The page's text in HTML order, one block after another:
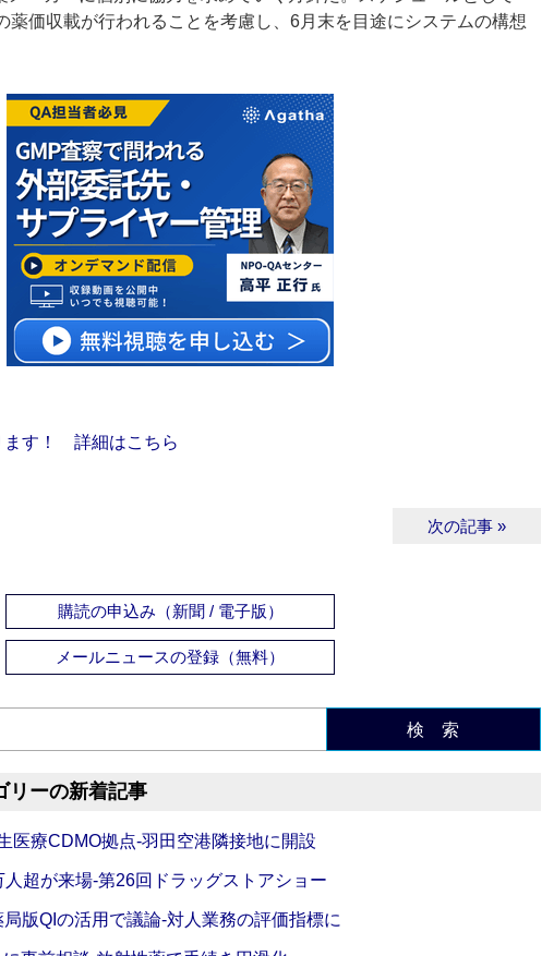
薬価収載が行われることを考慮し、6月末を目途にシステムの構想
ます！ 詳細はこちら
次の記事 »
購読の申込み（新聞 / 電子版）
メールニュースの登録（無料）
検 索
リーの新着記事
医療CDMO拠点‐羽田空港隣接地に開設
人超が来場‐第26回ドラッグストアショー
版QIの活用で議論‐対人業務の評価指標に